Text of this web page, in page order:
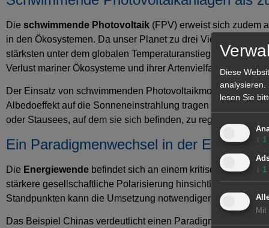
Die schwimmende Photovoltaik (FPV) erweist sich zudem
in den Ökosystemen. Da unser Planet zu drei Vierteln aus
stärksten unter dem globalen Temperaturanstieg leiden (ein
Verlust mariner Ökosysteme und ihrer Artenvielfalt, wie es
Der Einsatz von schwimmenden Photovoltaikmodulen senkt
Albedoeffekt auf die Sonneneinstrahlung tragen sie dazu
oder Stausees, auf dem sie sich befinden, zu regulieren.
Ein Paradigmenwechsel in der
Die Energiewende befindet sich an einem kritischen Punkt,
stärkere gesellschaftliche Polarisierung hinsichtlich ihrer
Standpunkten kann die Umsetzung notwendiger Lösungen
Das Beispiel Chinas verdeutlicht einen
Diese
analysieren.
lesen Sie
↓ 1
↓ 1
Mit